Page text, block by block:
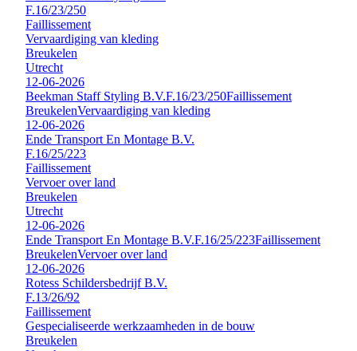
F.16/23/250
Faillissement
Vervaardiging van kleding
Breukelen
Utrecht
12-06-2026
Beekman Staff Styling B.V.F.16/23/250Faillissement
BreukelenVervaardiging van kleding
12-06-2026
Ende Transport En Montage B.V.
F.16/25/223
Faillissement
Vervoer over land
Breukelen
Utrecht
12-06-2026
Ende Transport En Montage B.V.F.16/25/223Faillissement
BreukelenVervoer over land
12-06-2026
Rotess Schildersbedrijf B.V.
F.13/26/92
Faillissement
Gespecialiseerde werkzaamheden in de bouw
Breukelen